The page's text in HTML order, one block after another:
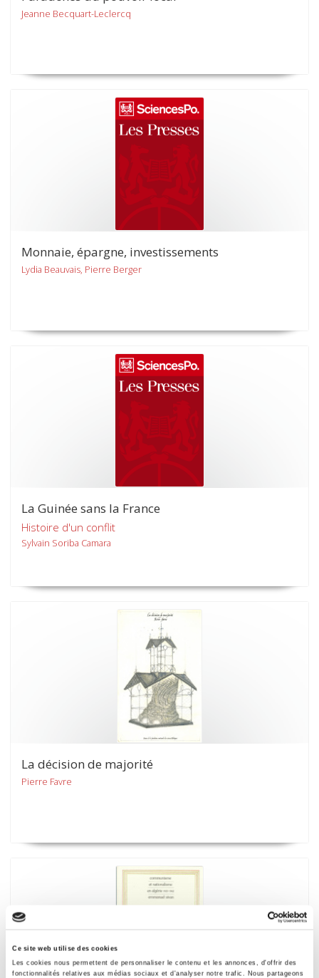
Ce site web utilise des cookies
Les cookies nous permettent de personnaliser le contenu et les annonces, d'offrir des
fonctionnalités relatives aux médias sociaux et d'analyser notre trafic. Nous partageons
Jeanne Becquart-Leclercq
Monnaie, épargne, investissements
Lydia Beauvais, Pierre Berger
La Guinée sans la France
Histoire d'un conflit
Sylvain Soriba Camara
La décision de majorité
Pierre Favre